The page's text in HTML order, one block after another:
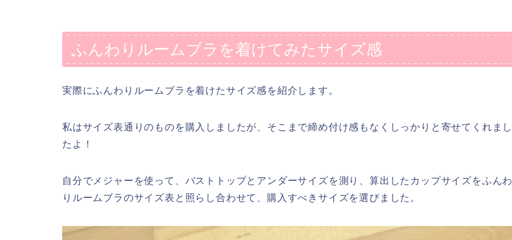
ふんわりルームブラを着けてみたサイズ感
実際にふんわりルームブラを着けたサイズ感を紹介します。
私はサイズ表通りのものを購入しましたが、そこまで締め付け感もなくしっかりと寄せてくれまし
たよ！
自分でメジャーを使って、バストトップとアンダーサイズを測り、算出したカップサイズをふんわ
りルームブラのサイズ表と照らし合わせて、購入すべきサイズを選びました。